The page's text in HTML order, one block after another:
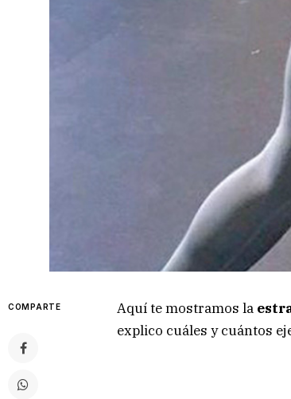
COMPARTE Aquí te mostramos la
explico cuáles y cuántos